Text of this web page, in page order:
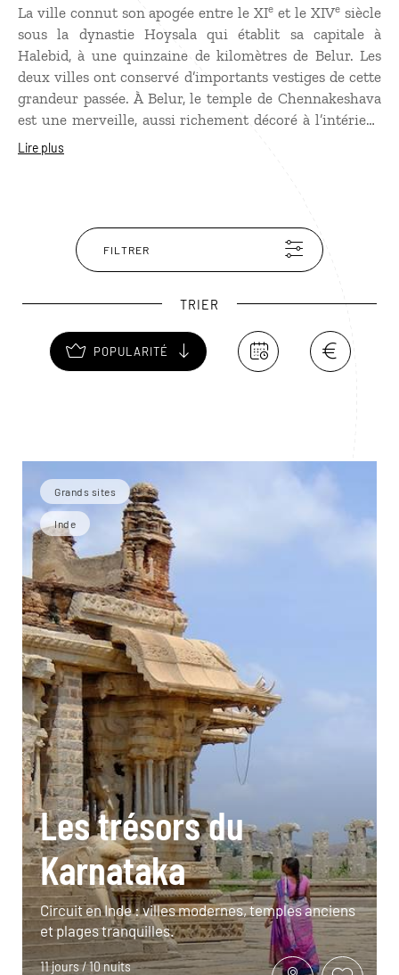
La ville connut son apogée entre le XIe et le XIVe siècle
sous la dynastie Hoysala qui établit sa capitale à
Halebid, à une quinzaine de kilomètres de Belur. Les
deux villes ont conservé d’importants vestiges de cette
grandeur passée. À Belur, le temple de Chennakeshava
est une merveille, aussi richement décoré à l’intérieur
qu’à l’extérieur. Sa façade est recouverte de fines et
construit au XIV siècle et d'un bassin.
Lire plus
FILTRER
TRIER
POPULARITÉ
Grands sites
Inde
Les trésors du
Karnataka
Circuit en Inde : villes modernes, temples anciens
et plages tranquilles.
11 jours / 10 nuits